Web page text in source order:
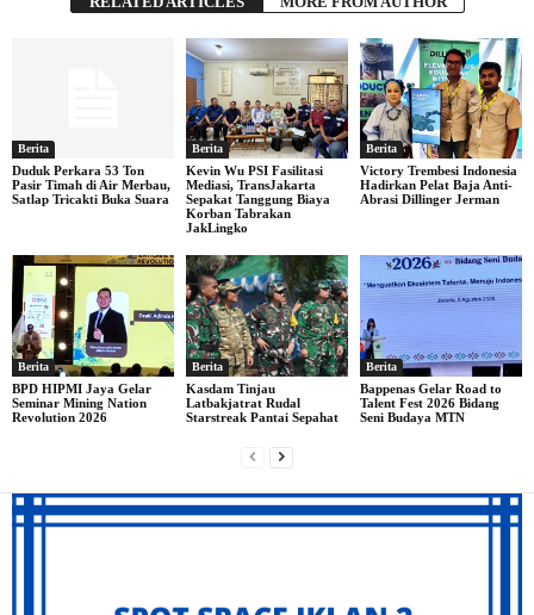
Berita
Duduk Perkara 53 Ton
Pasir Timah di Air Merbau,
Satlap Tricakti Buka Suara
Berita
Kevin Wu PSI Fasilitasi
Mediasi, TransJakarta
Sepakat Tanggung Biaya
Korban Tabrakan
JakLingko
Berita
Victory Trembesi Indonesia
Hadirkan Pelat Baja Anti-
Abrasi Dillinger Jerman
Berita
BPD HIPMI Jaya Gelar
Seminar Mining Nation
Revolution 2026
Berita
Kasdam Tinjau
Latbakjatrat Rudal
Starstreak Pantai Sepahat
Berita
Bappenas Gelar Road to
Talent Fest 2026 Bidang
Seni Budaya MTN